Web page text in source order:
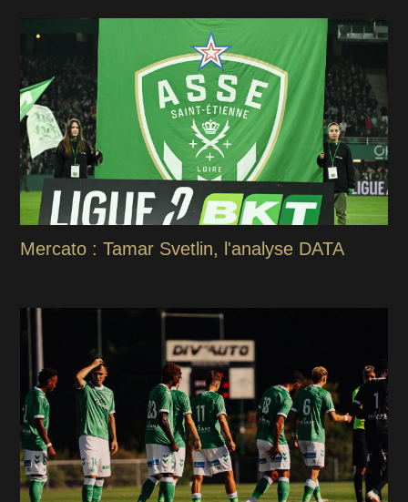
Mercato : Tamar Svetlin, l'analyse DATA